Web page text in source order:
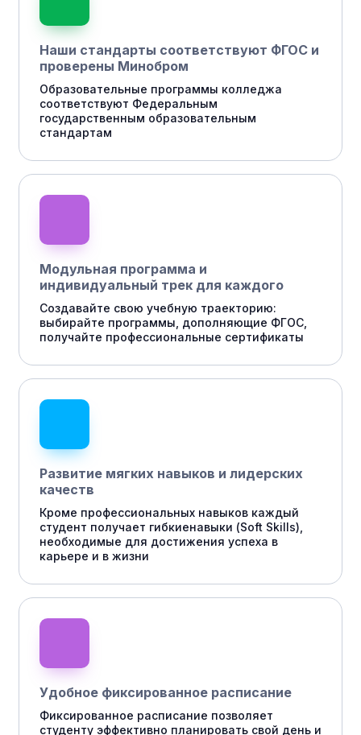
Наши стандарты соответствуют ФГОС и
проверены Минобром
Образовательные программы колледжа
соответствуют Федеральным
государственным образовательным
стандартам
Модульная программа и
индивидуальный трек для каждого
Создавайте свою учебную траекторию:
выбирайте программы, дополняющие ФГОС,
получайте профессиональные сертификаты
Развитие мягких навыков и лидерских
качеств
Кроме профессиональных навыков каждый
студент получает гибкиенавыки (Soft Skills),
необходимые для достижения успеха в
карьере и в жизни
Удобное фиксированное расписание
Фиксированное расписание позволяет
студенту эффективно планировать свой день и